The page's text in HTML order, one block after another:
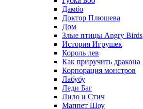
Дамбо
Доктор Плюшева
Дом
Злые птицы Angry Birds
История Игрушек
Король лев
Как приручить дракона
Корпорация монстров
Лабубу
Леди Баг
Лило и Стич
Маппет Шоу